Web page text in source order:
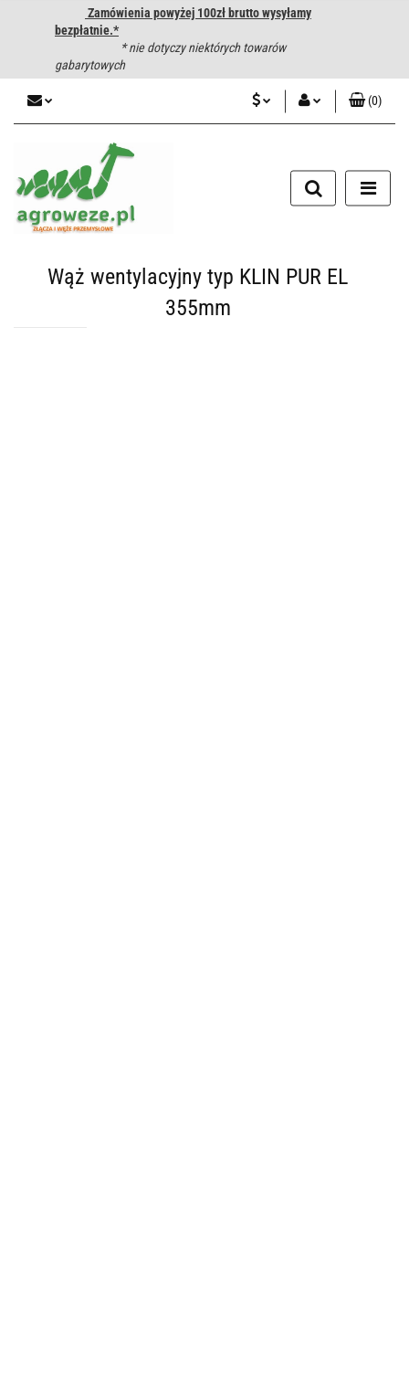
Zamówienia powyżej 100zł brutto wysyłamy
bezpłatnie.*
* nie dotyczy niektórych towarów
gabarytowych
Zarejestruj się
Dodaj zgłoszenie
(0)
Wąż wentylacyjny typ KLIN PUR EL
355mm